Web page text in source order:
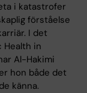
i katastrofer
förståelse
I det
Health in
Al-Hakimi
hon både det
känna.